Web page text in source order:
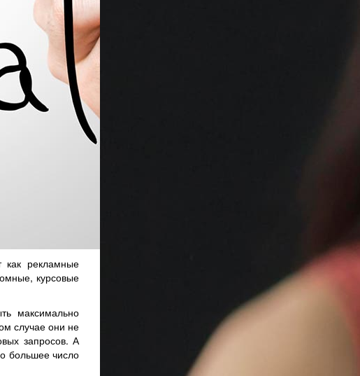
как рекламные
курсовые
максимально
случае они не
запросов. А
большее число